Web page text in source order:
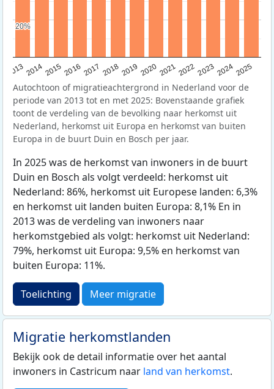
20132014201520162017 20182019 202020212022202320242025
20%
20%
Autochtoon of migratieachtergrond in Nederland voor de
periode van 2013 tot en met 2025: Bovenstaande grafiek
toont de verdeling van de bevolking naar herkomst uit
Nederland, herkomst uit Europa en herkomst van buiten
Europa in de buurt Duin en Bosch per jaar.
In 2025 was de herkomst van inwoners in de buurt
Duin en Bosch als volgt verdeeld: herkomst uit
Nederland: 86%, herkomst uit Europese landen: 6,3%
en herkomst uit landen buiten Europa: 8,1% En in
2013 was de verdeling van inwoners naar
herkomstgebied als volgt: herkomst uit Nederland:
79%, herkomst uit Europa: 9,5% en herkomst van
buiten Europa: 11%.
Toelichting Meer migratie
Migratie herkomstlanden
Bekijk ook de detail informatie over het aantal
inwoners in Castricum naar land van herkomst.